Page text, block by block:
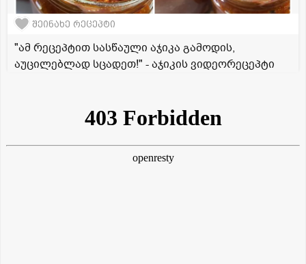
შეინახე რეცეპტი
"ამ რეცეპტით სასწაული აჯიკა გამოდის,
აუცილებლად სცადეთ!" - აჯიკის ვიდეორეცეპტი